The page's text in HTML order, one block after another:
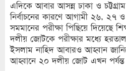
এদিকে আবার আসন্ন ঢাকা ও
নির্বাচনের কারণে আগামী ২৬,
সমমানের পরীক্ষা পিছিয়ে দিয়েছে
দলীয় জোটকে পরীক্ষার মধ্যে হরতাল
ইসলাম নাহিদ আবারও আহ্বান
আহ্বানে ২০ দলীয় জোট এখন পর্যন্ত